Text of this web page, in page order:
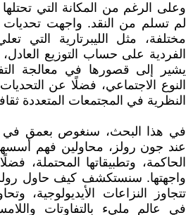
وعلى الرغم من المكانة التي تحتلها
لم تسلم من النقد. واجهت
مختلفة، مثل الليبرتارية التي
الفردية على حساب التوزيع
يشير إلى قصورها في معالجة
النوع الاجتماعي، فضلًا عن التحديات
النظرية في المجتمعات المتعددة
في هذا البحث، سنغوص بعمق في
عند جون رولز، محاولين فهم أسسها
الحاكمة، وتطبيقاتها المحتملة،
واجهتها. سنستكشف كيف حاول رولز
تتجاوز النزاعات الأيديولوجية،
في عالم مليء بالتفاوتات